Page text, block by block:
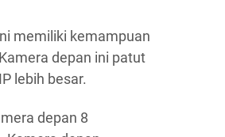
memiliki kemampuan
depan ini patut
lebih besar.
depan 8